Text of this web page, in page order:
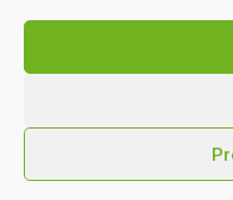
Copyright ©